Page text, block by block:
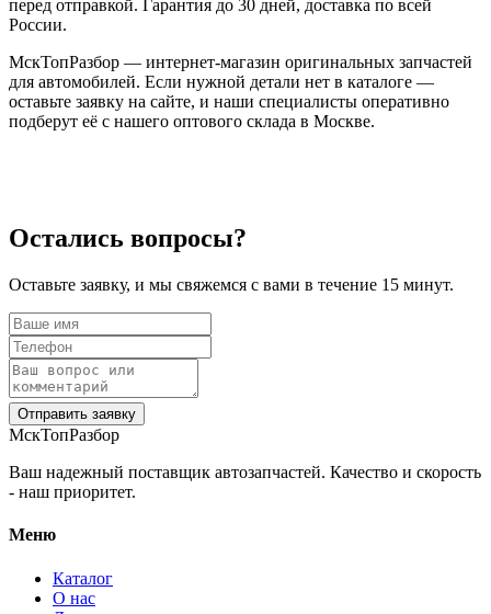
перед отправкой. Гарантия до 30 дней, доставка по всей
России.
МскТопРазбор — интернет-магазин оригинальных запчастей
для автомобилей. Если нужной детали нет в каталоге —
оставьте заявку на сайте, и наши специалисты оперативно
подберут её с нашего оптового склада в Москве.
Остались вопросы?
Оставьте заявку, и мы свяжемся с вами в течение 15 минут.
Отправить заявку
МскТопРазбор
Ваш надежный поставщик автозапчастей. Качество и скорость
- наш приоритет.
Меню
Каталог
О нас